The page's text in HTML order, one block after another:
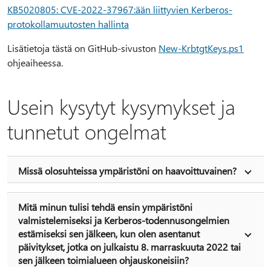
KB5020805: CVE-2022-37967:ään liittyvien Kerberos-
protokollamuutosten hallinta
Lisätietoja tästä on GitHub-sivuston New-KrbtgtKeys.ps1
ohjeaiheessa.
Usein kysytyt kysymykset ja
tunnetut ongelmat
Missä olosuhteissa ympäristöni on haavoittuvainen?
Mitä minun tulisi tehdä ensin ympäristöni
valmistelemiseksi ja Kerberos-todennusongelmien
estämiseksi sen jälkeen, kun olen asentanut
päivitykset, jotka on julkaistu 8. marraskuuta 2022 tai
sen jälkeen toimialueen ohjauskoneisiin?